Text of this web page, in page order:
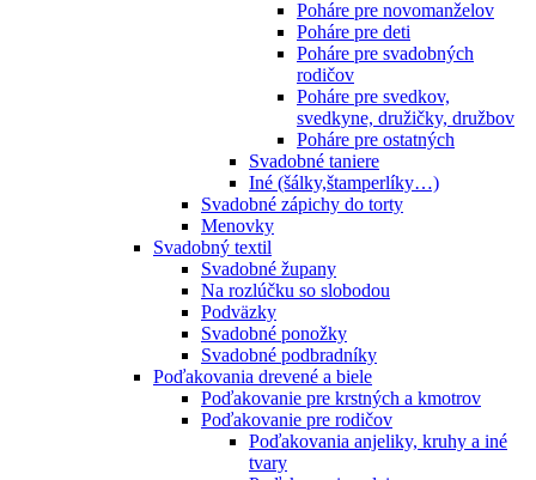
Poháre pre novomanželov
Poháre pre deti
Poháre pre svadobných
rodičov
Poháre pre svedkov,
svedkyne, družičky, družbov
Poháre pre ostatných
Svadobné taniere
Iné (šálky,štamperlíky…)
Svadobné zápichy do torty
Menovky
Svadobný textil
Svadobné župany
Na rozlúčku so slobodou
Podväzky
Svadobné ponožky
Svadobné podbradníky
Poďakovania drevené a biele
Poďakovanie pre krstných a kmotrov
Poďakovanie pre rodičov
Poďakovania anjeliky, kruhy a iné
tvary